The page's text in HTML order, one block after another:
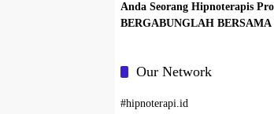
Anda Seorang Hipnoterapis
BERGABUNGLAH
Our Network
#hipnoterapi.id